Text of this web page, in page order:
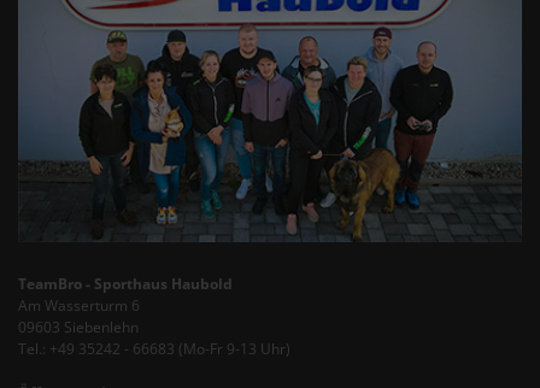
TeamBro - Sporthaus Haubold
Am Wasserturm 6
09603 Siebenlehn
Tel.: +49 35242 - 66683 (Mo-Fr 9-13 Uhr)